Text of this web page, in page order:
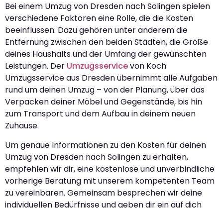
Bei einem Umzug von Dresden nach Solingen spielen
verschiedene Faktoren eine Rolle, die die Kosten
beeinflussen. Dazu gehören unter anderem die
Entfernung zwischen den beiden Städten, die Größe
deines Haushalts und der Umfang der gewünschten
Leistungen. Der Umzugsservicevon Koch
Umzugsservice aus Dresden übernimmt alle Aufgaben
rund um deinen Umzug – von der Planung, über das
Verpacken deiner Möbel und Gegenstände, bis hin
zum Transport und dem Aufbau in deinem neuen
Zuhause.
Um genaue Informationen zu den Kosten für deinen
Umzug von Dresden nach Solingen zu erhalten,
empfehlen wir dir, eine kostenlose und unverbindliche
vorherige Beratung mit unserem kompetenten Team
zu vereinbaren. Gemeinsam besprechen wir deine
individuellen Bedürfnisse und geben dir ein auf dich